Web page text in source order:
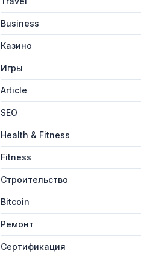
Business
Казино
Игры
Article
SEO
Health & Fitness
Fitness
Строительство
Bitcoin
Ремонт
Сертификация